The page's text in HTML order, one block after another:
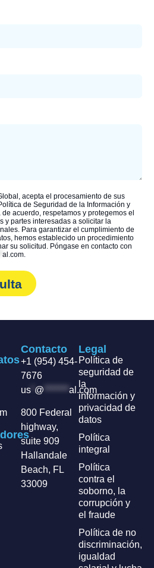
acepta el procesamiento de sus
de Seguridad de la Información y
acuerdo, respetamos y protegemos el
y partes interesadas a solicitar la
Para garantizar el cumplimiento de
hemos establecido un procedimiento
su solicitud. Póngase en contacto con
al.com.
Contacto
+1 (954) 454-
7676
us @ ******* al.com
800 Federal
highway,
suite 909
Hallandale
Beach, FL
33009
Legal
Política de
seguridad de
la
información y
privacidad de
datos
Política
integral
Política
contra el
soborno, la
corrupción y
el fraude
Política de no
discriminación,
igualdad